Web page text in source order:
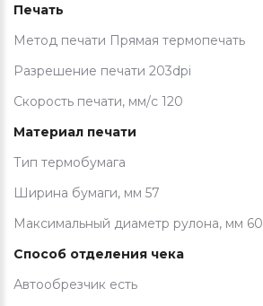
Печать
Метод печати Прямая термопечать
Разрешение печати 203dpi
Скорость печати, мм/с 120
Материал печати
Тип термобумага
Ширина бумаги, мм 57
Максимальный диаметр рулона, мм 60
Способ отделения чека
Автообрезчик есть